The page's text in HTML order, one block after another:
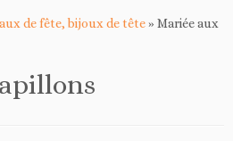
de fête, bijoux de tête» Mariée aux